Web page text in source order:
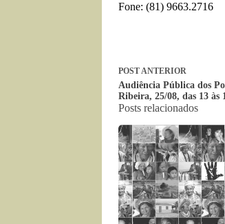
Fone: (81) 9663.2716
POSTANTERIOR
Audiência Pública dos
Ribeira, 25/08, das 13 às
Posts relacionados